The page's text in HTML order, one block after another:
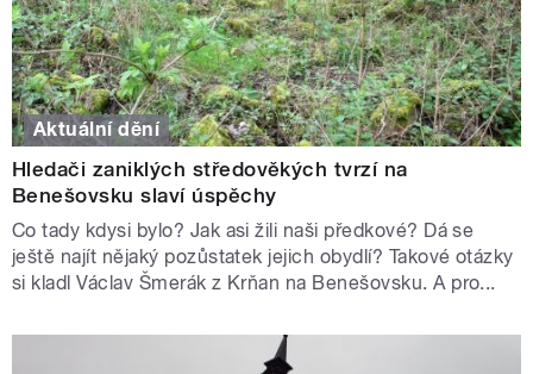
Aktuální dění
Hledači zaniklých středověkých tvrzí na
Benešovsku slaví úspěchy
Co tady kdysi bylo? Jak asi žili naši předkové? Dá se
ještě najít nějaký pozůstatek jejich obydlí? Takové otázky
si kladl Václav Šmerák z Krňan na Benešovsku. A pro...